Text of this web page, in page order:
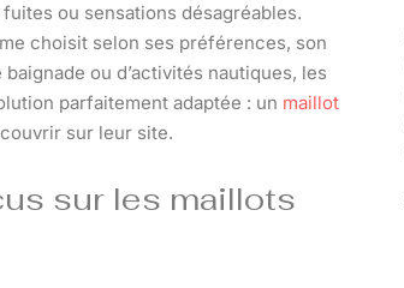
ou sensations désagréables.
choisit selon ses préférences, son
ou d’activités nautiques, les
parfaitement adaptée : un maillot
sur leur site.
sur les maillots